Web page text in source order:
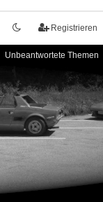
Registrieren
Unbeantwortete Themen